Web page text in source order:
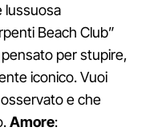
lussuosa
Beach Club”
per stupire,
iconico. Vuoi
e che
Amore: